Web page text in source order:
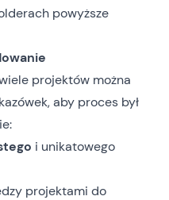
powyższe
projektów można
aby proces był
i unikatowego
projektami do